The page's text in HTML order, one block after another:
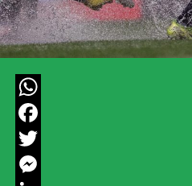
WhatsApp
Facebook
Twitter